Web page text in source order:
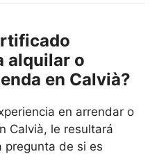
alquilar o
en Calvià?
en arrendar o
Calvià, le resultará
pregunta de si es